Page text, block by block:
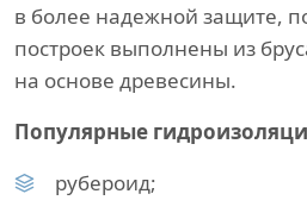
в более надежной защите,
построек выполнены из
на основе древесины.
Популярные
рубероид;